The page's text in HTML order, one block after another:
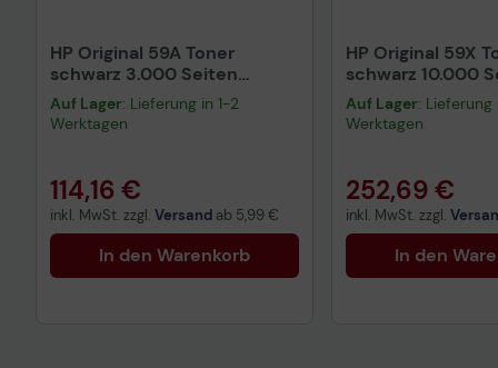
HP Original 59A Toner
schwarz 3.000 Seiten
(CF259A)
Auf Lager: Lieferung in 1-2
Werktagen
114,16 €
inkl. MwSt. zzgl. Versand ab 5,99 €
In den Warenkorb
HP Original 59X
schwarz 10.000
(CF259X)
Auf Lager: Lieferung
Werktagen
252,69 €
inkl. MwSt. zzgl.
In den